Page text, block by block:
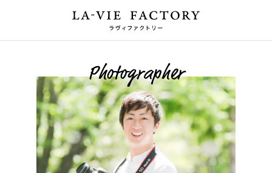
Photographer